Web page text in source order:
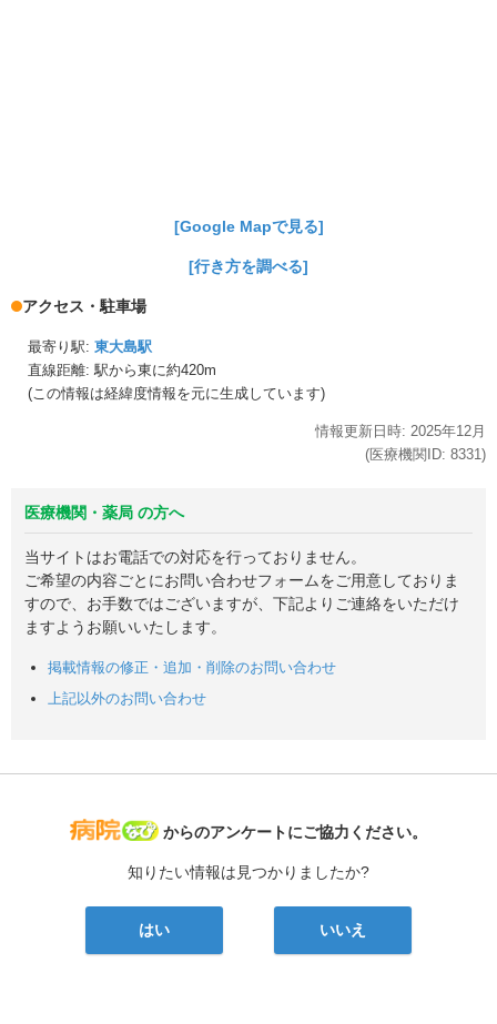
[Google Mapで見る]
[行き方を調べる]
アクセス・駐車場
最寄り駅: 東大島駅
直線距離: 駅から東に約420m
(この情報は経緯度情報を元に生成しています)
情報更新日時: 2025年12月
(医療機関ID: 8331)
医療機関・薬局 の方へ
当サイトはお電話での対応を行っておりません。
ご希望の内容ごとにお問い合わせフォームをご用意しておりま
すので、お手数ではございますが、下記よりご連絡をいただけ
ますようお願いいたします。
掲載情報の修正・追加・削除のお問い合わせ
上記以外のお問い合わせ
病院なび
からのアンケートにご協力ください。
知りたい情報は見つかりましたか?
はい いいえ